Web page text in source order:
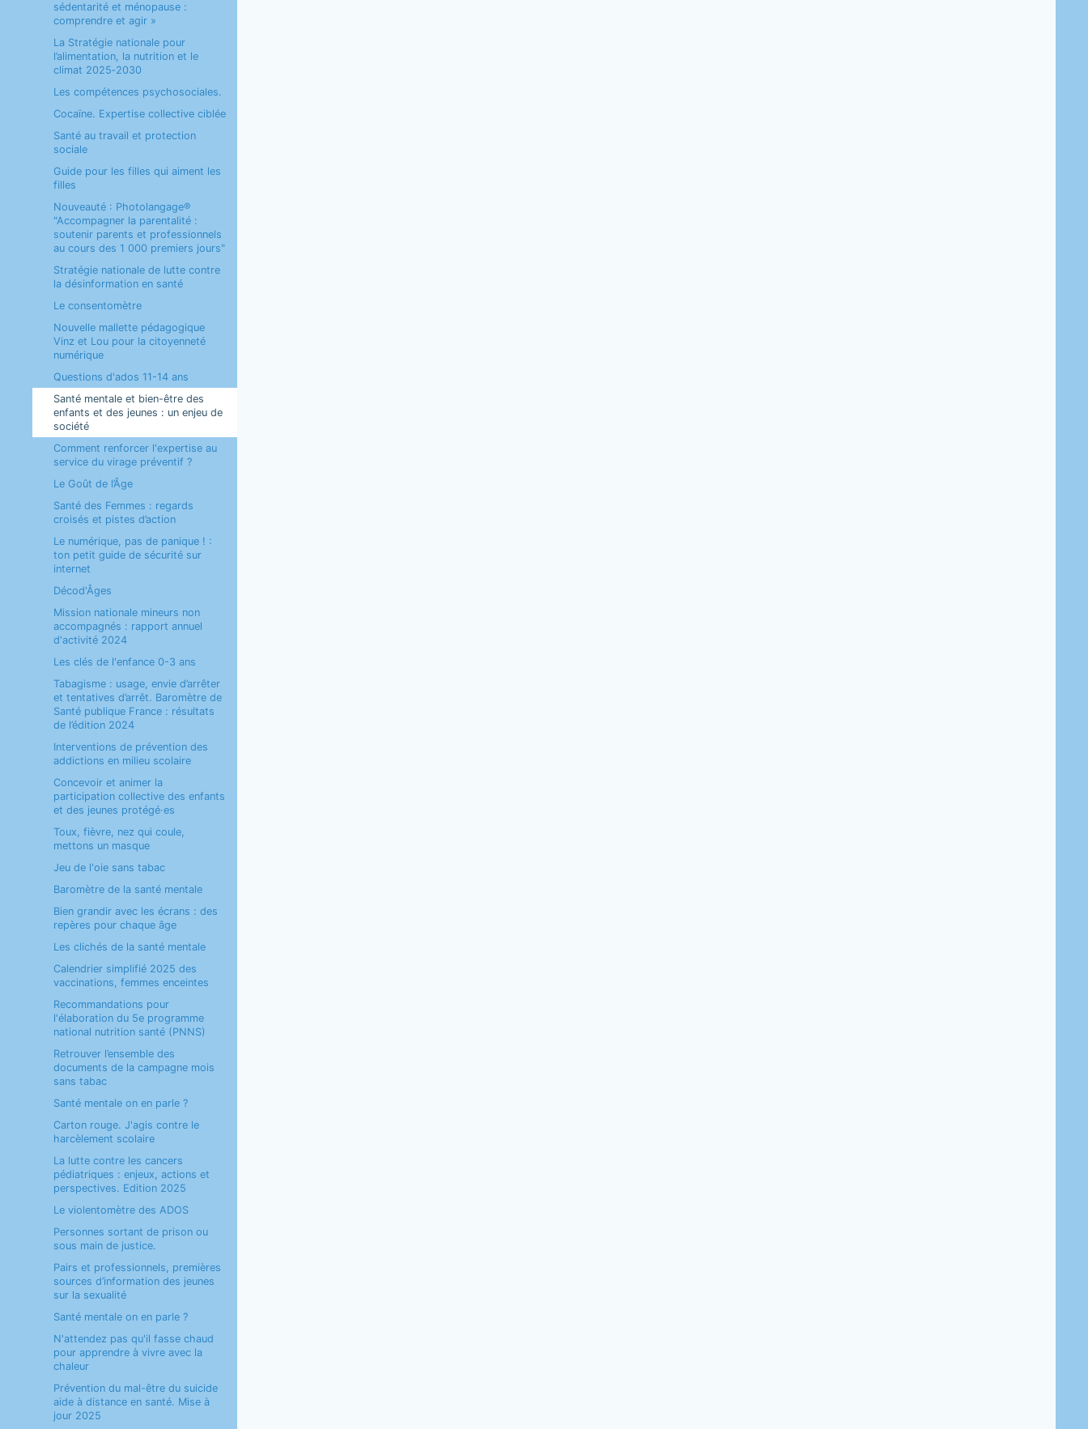
sédentarité et ménopause :
comprendre et agir »
La Stratégie nationale pour
l’alimentation, la nutrition et le
climat 2025‑2030
Les compétences psychosociales.
Cocaïne. Expertise collective ciblée
Santé au travail et protection
sociale
Guide pour les filles qui aiment les
filles
Nouveauté : Photolangage®
"Accompagner la parentalité :
soutenir parents et professionnels
au cours des 1 000 premiers jours"
Stratégie nationale de lutte contre
la désinformation en santé
Le consentomètre
Nouvelle mallette pédagogique
Vinz et Lou pour la citoyenneté
numérique
Questions d'ados 11-14 ans
Santé mentale et bien-être des
enfants et des jeunes : un enjeu de
société
Comment renforcer l'expertise au
service du virage préventif ?
Le Goût de l’Âge
Santé des Femmes : regards
croisés et pistes d’action
Le numérique, pas de panique ! :
ton petit guide de sécurité sur
internet
Décod'Âges
Mission nationale mineurs non
accompagnés : rapport annuel
d'activité 2024
Les clés de l'enfance 0-3 ans
Tabagisme : usage, envie d’arrêter
et tentatives d’arrêt. Baromètre de
Santé publique France : résultats
de l’édition 2024
Interventions de prévention des
addictions en milieu scolaire
Concevoir et animer la
participation collective des enfants
et des jeunes protégé·es
Toux, fièvre, nez qui coule,
mettons un masque
Jeu de l'oie sans tabac
Baromètre de la santé mentale
Bien grandir avec les écrans : des
repères pour chaque âge
Les clichés de la santé mentale
Calendrier simplifié 2025 des
vaccinations, femmes enceintes
Recommandations pour
l'élaboration du 5e programme
national nutrition santé (PNNS)
Retrouver l’ensemble des
documents de la campagne mois
sans tabac
Santé mentale on en parle ?
Carton rouge. J'agis contre le
harcèlement scolaire
La lutte contre les cancers
pédiatriques : enjeux, actions et
perspectives. Edition 2025
Le violentomètre des ADOS
Personnes sortant de prison ou
sous main de justice.
Pairs et professionnels, premières
sources d’information des jeunes
sur la sexualité
Santé mentale on en parle ?
N'attendez pas qu'il fasse chaud
pour apprendre à vivre avec la
chaleur
Prévention du mal-être du suicide
aide à distance en santé. Mise à
jour 2025